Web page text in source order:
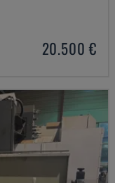
20.500 €